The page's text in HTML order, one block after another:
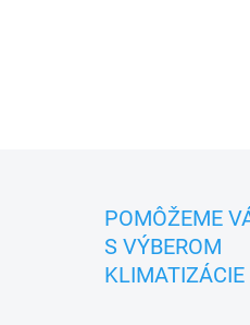
POMÔŽEME
S VÝBEROM
KLIMATIZÁCIE